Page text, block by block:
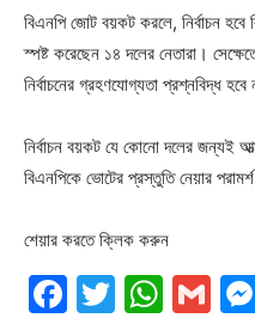
বিএনপি জোট বয়কট করলে, নির্বাচন
স্পষ্ট করেছেন ১৪ দলের নেতারা।
নির্বাচনের গ্রহণযোগ্যতা প্রশ্নবিদ্ধ
নির্বাচন বয়কট যে কোনো দলের জন্যই
বিএনপিকে ভোটের প্রস্তুতি নেয়ার
শেয়ার করতে ক্লিক করুন
Facebook
Twitter